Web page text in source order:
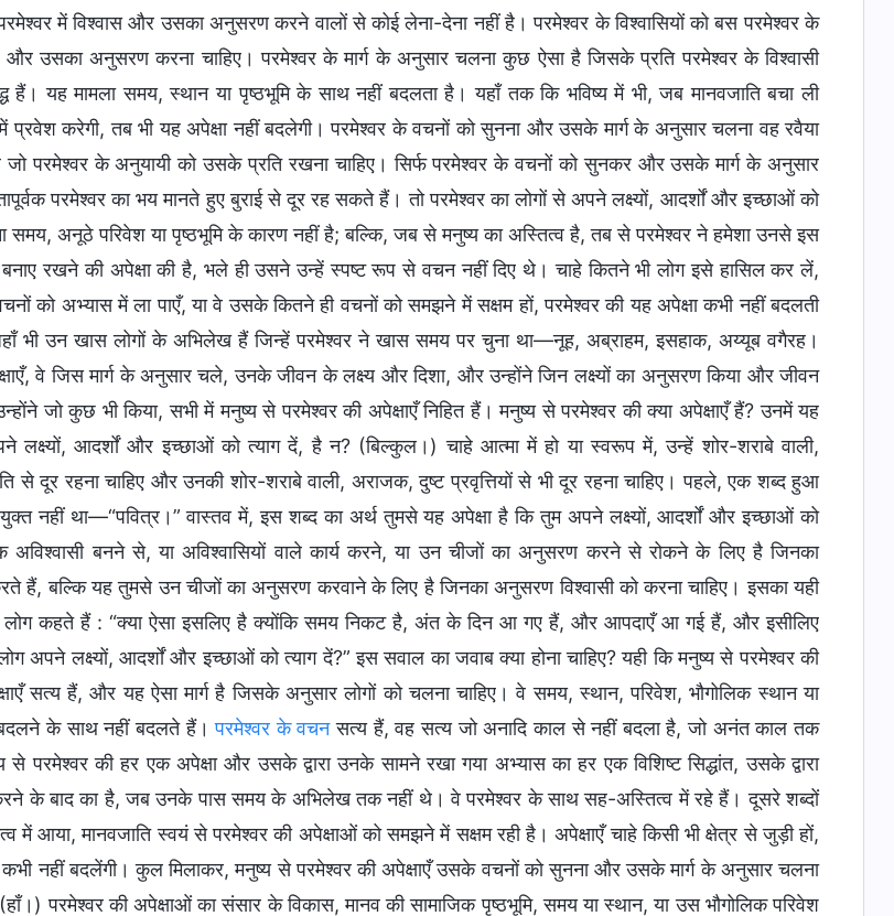
में विश्वास और उसका अनुसरण करने वालों से कोई लेना-देना नहीं है। परमेश्वर के विश्वासियों को बस परमेश्वर के
और उसका अनुसरण करना चाहिए। परमेश्वर के मार्ग के अनुसार चलना कुछ ऐसा है जिसके प्रति परमेश्वर के विश्वासी
हैं। यह मामला समय, स्थान या पृष्ठभूमि के साथ नहीं बदलता है। यहाँ तक कि भविष्य में भी, जब मानवजाति बचा ली
करेगी, तब भी यह अपेक्षा नहीं बदलेगी। परमेश्वर के वचनों को सुनना और उसके मार्ग के अनुसार चलना वह रवैया
जो परमेश्वर के अनुयायी को उसके प्रति रखना चाहिए। सिर्फ परमेश्वर के वचनों को सुनकर और उसके मार्ग के अनुसार
परमेश्वर का भय मानते हुए बुराई से दूर रह सकते हैं। तो परमेश्वर का लोगों से अपने लक्ष्यों, आदर्शों और इच्छाओं को
समय, अनूठे परिवेश या पृष्ठभूमि के कारण नहीं है; बल्कि, जब से मनुष्य का अस्तित्व है, तब से परमेश्वर ने हमेशा उनसे इस
बनाए रखने की अपेक्षा की है, भले ही उसने उन्हें स्पष्ट रूप से वचन नहीं दिए थे। चाहे कितने भी लोग इसे हासिल कर लें,
को अभ्यास में ला पाएँ, या वे उसके कितने ही वचनों को समझने में सक्षम हों, परमेश्वर की यह अपेक्षा कभी नहीं बदलती
भी उन खास लोगों के अभिलेख हैं जिन्हें परमेश्वर ने खास समय पर चुना था—नूह, अब्राहम, इसहाक, अय्यूब वगैरह।
वे जिस मार्ग के अनुसार चले, उनके जीवन के लक्ष्य और दिशा, और उन्होंने जिन लक्ष्यों का अनुसरण किया और जीवन
जो कुछ भी किया, सभी में मनुष्य से परमेश्वर की अपेक्षाएँ निहित हैं। मनुष्य से परमेश्वर की क्या अपेक्षाएँ हैं? उनमें यह
लक्ष्यों, आदर्शों और इच्छाओं को त्याग दें, है न? (बिल्कुल।) चाहे आत्मा में हो या स्वरूप में, उन्हें शोर-शराबे वाली,
से दूर रहना चाहिए और उनकी शोर-शराबे वाली, अराजक, दुष्ट प्रवृत्तियों से भी दूर रहना चाहिए। पहले, एक शब्द हुआ
नहीं था—“पवित्र।” वास्तव में, इस शब्द का अर्थ तुमसे यह अपेक्षा है कि तुम अपने लक्ष्यों, आदर्शों और इच्छाओं को
अविश्वासी बनने से, या अविश्वासियों वाले कार्य करने, या उन चीजों का अनुसरण करने से रोकने के लिए है जिनका
हैं, बल्कि यह तुमसे उन चीजों का अनुसरण करवाने के लिए है जिनका अनुसरण विश्वासी को करना चाहिए। इसका यही
कहते हैं : “क्या ऐसा इसलिए है क्योंकि समय निकट है, अंत के दिन आ गए हैं, और आपदाएँ आ गई हैं, और इसीलिए
अपने लक्ष्यों, आदर्शों और इच्छाओं को त्याग दें?” इस सवाल का जवाब क्या होना चाहिए? यही कि मनुष्य से परमेश्वर की
सत्य हैं, और यह ऐसा मार्ग है जिसके अनुसार लोगों को चलना चाहिए। वे समय, स्थान, परिवेश, भौगोलिक स्थान या
बदलने के साथ नहीं बदलते हैं।परमेश्वर के वचनसत्य हैं, वह सत्य जो अनादि काल से नहीं बदला है, जो अनंत काल तक
से परमेश्वर की हर एक अपेक्षा और उसके द्वारा उनके सामने रखा गया अभ्यास का हर एक विशिष्ट सिद्धांत, उसके द्वारा
करने के बाद का है, जब उनके पास समय के अभिलेख तक नहीं थे। वे परमेश्वर के साथ सह-अस्तित्व में रहे हैं। दूसरे शब्दों
में आया, मानवजाति स्वयं से परमेश्वर की अपेक्षाओं को समझने में सक्षम रही है। अपेक्षाएँ चाहे किसी भी क्षेत्र से जुड़ी हों,
नहीं बदलेंगी। कुल मिलाकर, मनुष्य से परमेश्वर की अपेक्षाएँ उसके वचनों को सुनना और उसके मार्ग के अनुसार चलना
परमेश्वर की अपेक्षाओं का संसार के विकास, मानव की सामाजिक पृष्ठभूमि, समय या स्थान, या उस भौगोलिक परिवेश